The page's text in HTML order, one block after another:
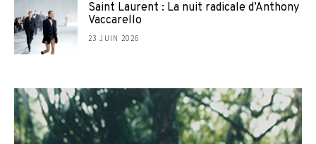
Saint Laurent : La nuit radicale d’Anthony
Vaccarello
23 JUIN 2026